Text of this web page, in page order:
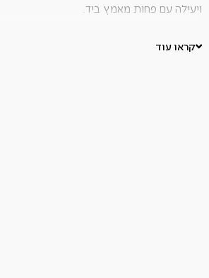
ויעילה עם פחות מאמץ ביד.
בצורה חלקה ואחידה, בעוד הידית הארגונומית
קראו עוד